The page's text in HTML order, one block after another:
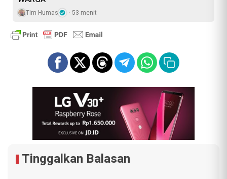
Tim Humas 53 menit
Tinggalkan Balasan